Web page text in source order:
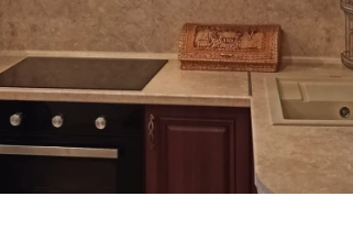
Как к Вам обращаться?
Телефон
Какая мебель вас интересует?